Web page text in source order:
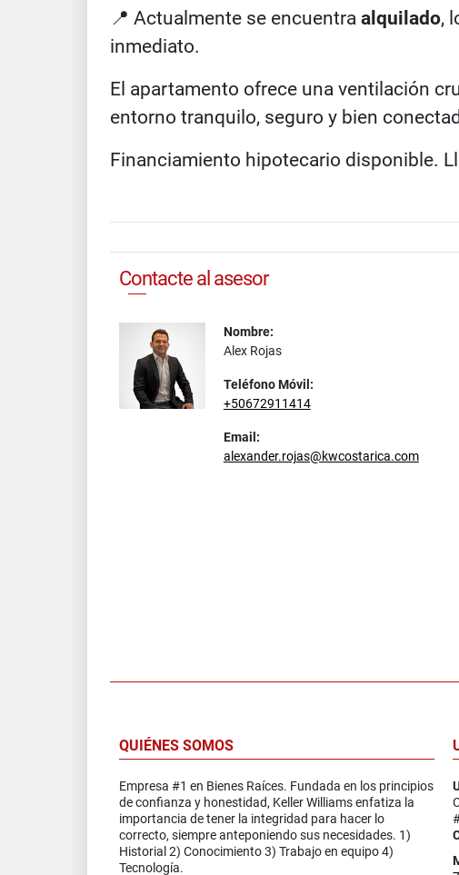
📍 Actualmente se encuentra alquilado,
inmediato.
El apartamento ofrece una ventilación
entorno tranquilo, seguro y bien
Financiamiento hipotecario disponible.
Contacte al asesor
Nombre:
Alex Rojas
Teléfono Móvil:
+50672911414
Email:
alexander.rojas@kwcostarica.com
QUIÉNES SOMOS
Empresa #1 en Bienes Raíces. Fundada en los principios
de confianza y honestidad, Keller Williams enfatiza la
importancia de tener la integridad para hacer lo
correcto, siempre anteponiendo sus necesidades. 1)
Historial 2) Conocimiento 3) Trabajo en equipo 4)
Tecnología.